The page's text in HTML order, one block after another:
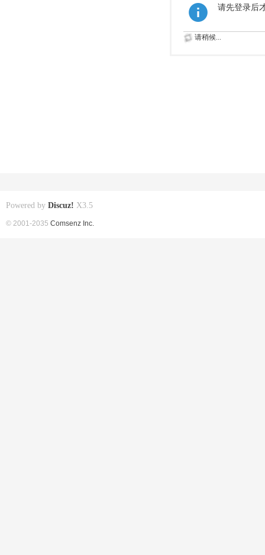
请先登录后
请稍候...
Powered by Discuz! X3.5
© 2001-2035 Comsenz Inc.